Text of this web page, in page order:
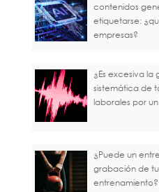
contenidos
etiquetarse:
empresas?
¿Es excesiva
sistemática de
laborales por
¿Puede un
grabación de